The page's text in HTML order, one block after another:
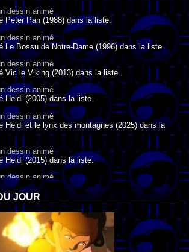
dessin animé
Peter Pan (1988) dans la liste.
dessin animé
Le Bossu de Notre-Dame (1996) dans la liste.
dessin animé
Vic le Viking (2013) dans la liste.
dessin animé
Heidi (2005) dans la liste.
dessin animé
Heidi et le lynx des montagnes (2025) dans la
dessin animé
Heidi (2015) dans la liste.
dessin animé
Heidi (1995) dans la liste.
dessin animé
Genki l'Aventurier de la Chance (2006) dans la
dessin animé
Vilain Petit Canard (2000) dans la liste.
JOUR